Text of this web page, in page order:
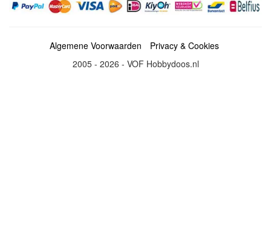
Algemene Voorwaarden
Privacy & Cookies
2005 - 2026 - VOF Hobbydoos.nl